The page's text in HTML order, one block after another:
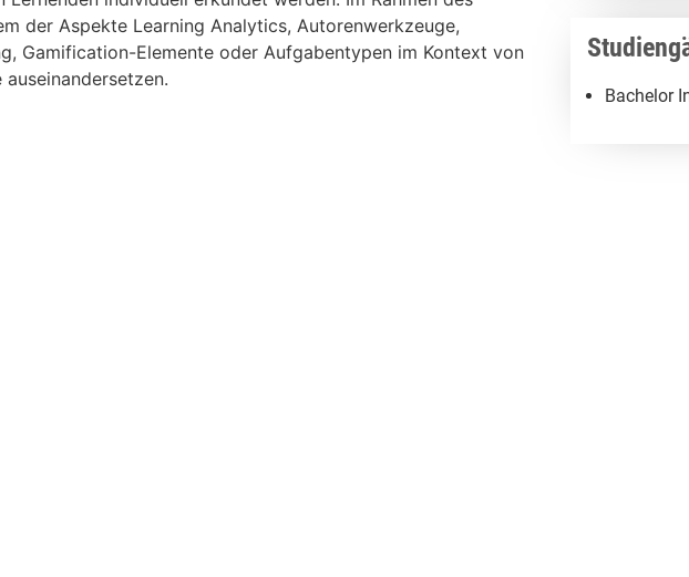
der Aspekte Learning Analytics, Autorenwerkzeuge,
Gamification-Elemente oder Aufgabentypen im Kontext von
Bachelor